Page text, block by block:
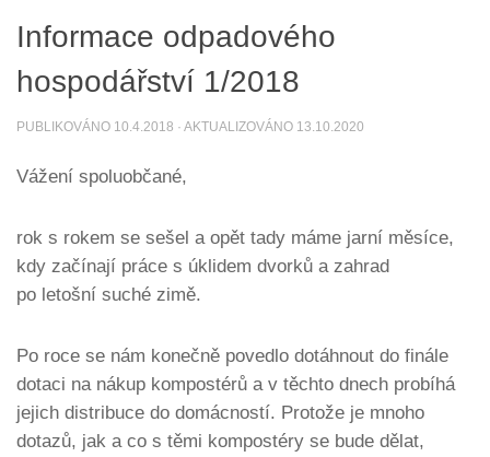
Informace odpadového
hospodářství 1/2018
PUBLIKOVÁNO 10.4.2018 · AKTUALIZOVÁNO 13.10.2020
Vážení spoluobčané,
rok s rokem se sešel a opět tady máme jarní měsíce,
kdy začínají práce s úklidem dvorků a zahrad
po letošní suché zimě.
Po roce se nám konečně povedlo dotáhnout do finále
dotaci na nákup kompostérů a v těchto dnech probíhá
jejich distribuce do domácností. Protože je mnoho
dotazů, jak a co s těmi kompostéry se bude dělat,